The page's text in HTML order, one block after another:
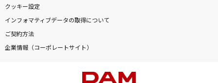
クッキー設定
インフォマティブデータの取得について
ご契約方法
企業情報（コーポレートサイト）